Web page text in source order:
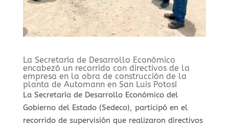
La Secretaría de Desarrollo Económico
encabezó un recorrido con directivos de la
empresa en la obra de construcción de la
planta de Automann en San Luis Potosí
La Secretaría de Desarrollo Económico del
Gobierno del Estado (Sedeco), participó en el
recorrido de supervisión que realizaron directivos